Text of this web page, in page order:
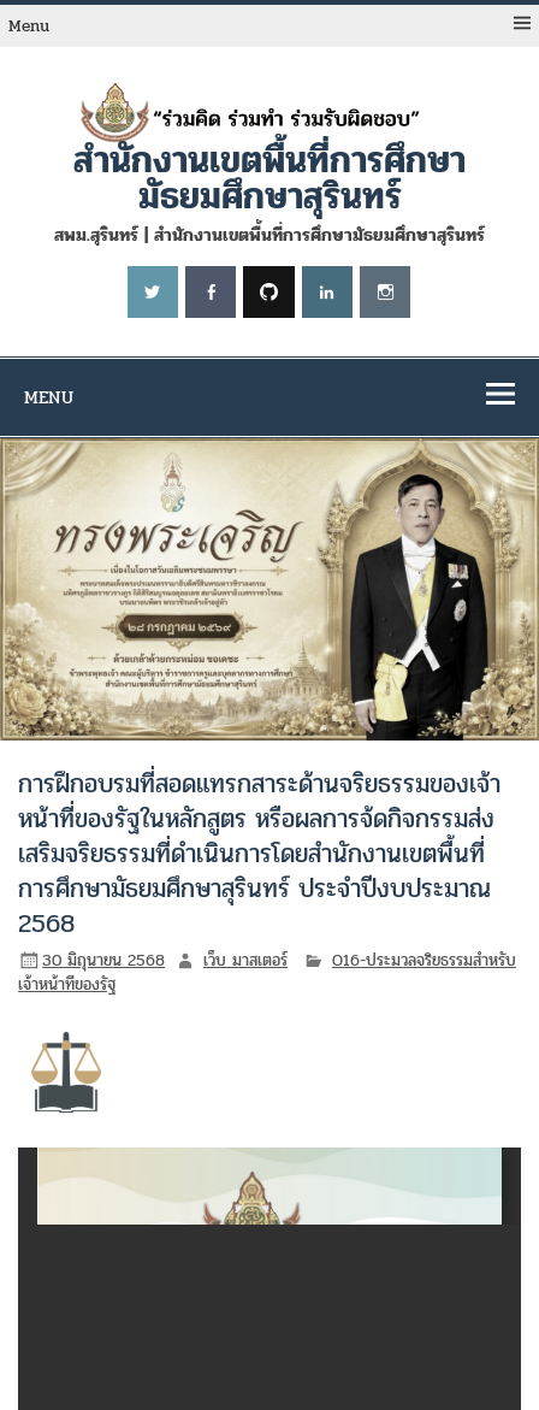
Skip
toMenu
สำนักงานเขตพื้นที่การศึกษา
มัธยมศึกษาสุรินทร์
สพม.สุรินทร์ | สำนักงานเขตพื้นที่การศึกษามัธยมศึกษาสุรินทร์
MENU
การฝึกอบรมที่สอดแทรกสาระด้านจริยธรรมของเจ้า
หน้าที่ของรัฐในหลักสูตร หรือผลการจ้ดกิจกรรมส่ง
เสริมจริยธรรมที่ดำเนินการโดยสำนักงานเขตพื้นที่
การศึกษามัธยมศึกษาสุรินทร์ ประจำปีงบประมาณ
2568
30 มิถุนายน 2568 เว็บ มาสเตอร์
O16-ประมวลจริยธรรมสำหรับ
เจ้าหน้าทีของรัฐ